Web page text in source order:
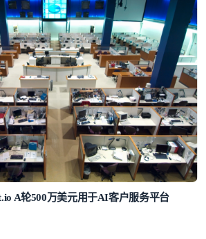
A轮500万美元用于AI客户服务平台